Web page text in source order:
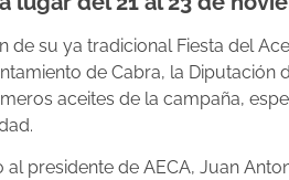
su ya tradicional Fiesta del
de Cabra, la Diputación
aceites de la campaña,
presidente de AECA, Juan